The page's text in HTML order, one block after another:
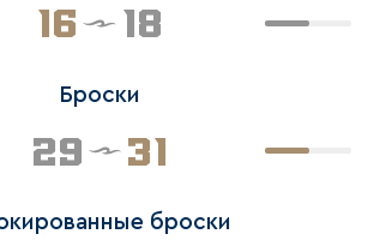
16 18
Броски
29 31
броски